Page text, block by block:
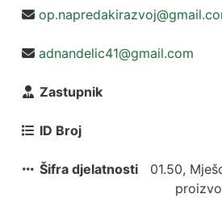
adnandelic41@gmail.com
Zastupnik
ID Broj
Šifra djelatnosti
01.50,